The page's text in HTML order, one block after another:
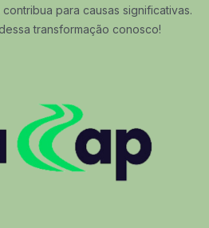
para causas significativas.
transformação conosco!